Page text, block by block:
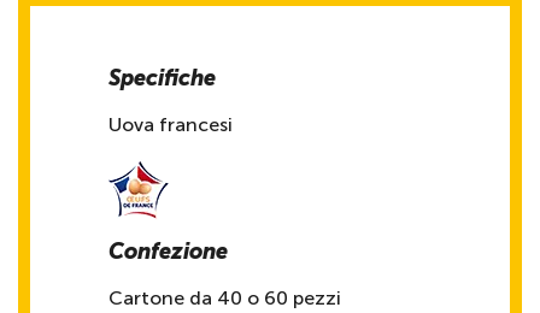
Specifiche
Uova francesi
Confezione
Cartone da 40 o 60 pezzi